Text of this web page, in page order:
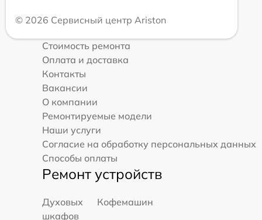
© 2026 Сервисный центр Ariston
Стоимость ремонта
Оплата и доставка
Контакты
Вакансии
О компании
Ремонтируемые модели
Наши услуги
Согласие на обработку персональных данных
Способы оплаты
Ремонт устройств
Духовых
шкафов
Кофемашин